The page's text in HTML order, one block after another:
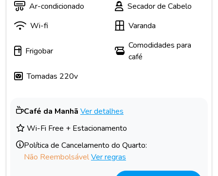
Ar-condicionado
Secador de Cabelo
Wi-fi
Varanda
Frigobar
Comodidades para
café
Tomadas 220v
Café da Manhã Ver detalhes
Wi-Fi Free + Estacionamento
Política de Cancelamento do Quarto:
Não ReembolsávelVer regras